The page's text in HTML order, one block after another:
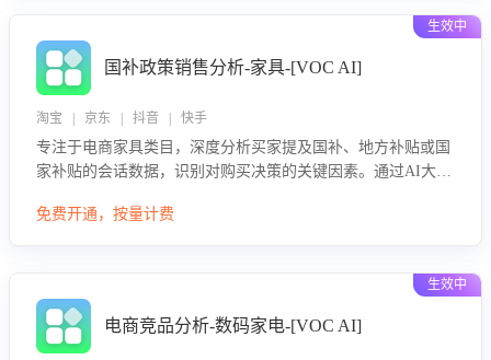
生效中
国补政策销售分析-家具-[VOC AI]
淘宝 | 京东 | 抖音 | 快手
专注于电商家具类目，深度分析买家提及国补、地方补贴或国
家补贴的会话数据，识别对购买决策的关键因素。通过AI大模
略，助力商家利用国补政策提升GMV。
免费开通，按量计费
生效中
电商竞品分析-数码家电-[VOC AI]